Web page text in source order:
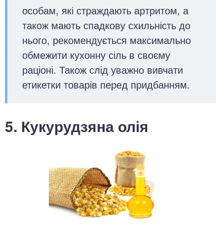
особам, які страждають артритом, а
також мають спадкову схильність до
нього, рекомендується максимально
обмежити кухонну сіль в своєму
раціоні. Також слід уважно вивчати
етикетки товарів перед придбанням.
5. Кукурудзяна олія